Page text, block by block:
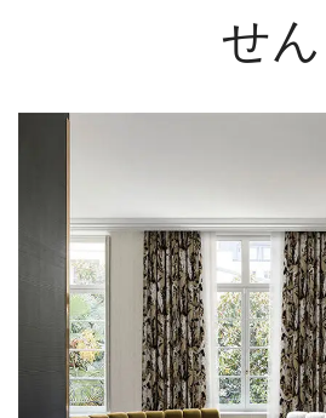
せん